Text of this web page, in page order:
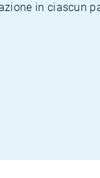
in ciascun